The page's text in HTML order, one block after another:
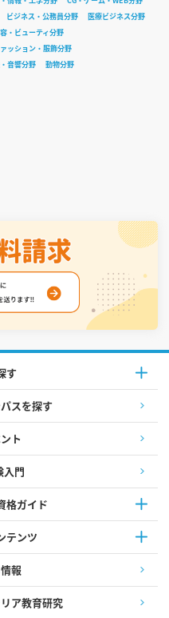
ビジネス・公務員分野
医療ビジネス分野
・ビューティ分野
ッション・服飾分野
音響分野
動物分野
す
スを探す
ト
入門
格ガイド
テンツ
報
ア教育研究